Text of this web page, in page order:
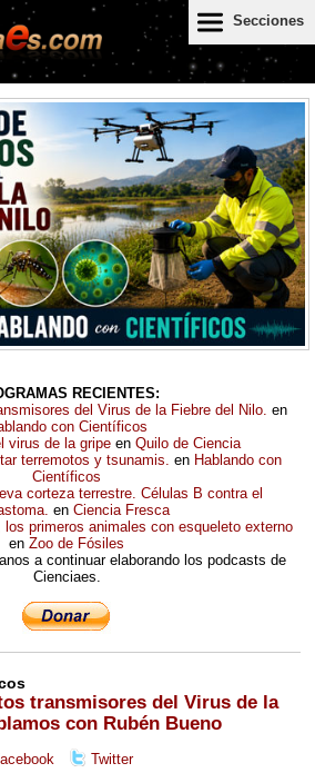
Secciones
RECIENTES:
del Virus de la Fiebre del Nilo. en
con Científicos
virus de la gripeen Quilo de Ciencia
terremotos y tsunamis. en Hablando con
Científicos
corteza terrestre. Células B contra el
en Ciencia Fresca
primeros animales con esqueleto externo
en Zoo de Fósiles
a continuar elaborando los podcasts de
Cienciaes.
transmisores del Virus de la
con Rubén Bueno
Twitter